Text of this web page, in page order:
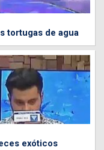
tortugas de agua
exóticos